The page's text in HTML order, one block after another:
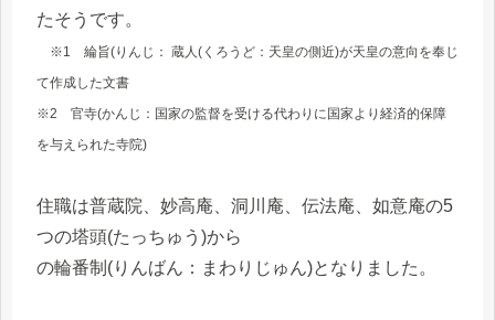
たそうです。
※1 綸旨(りんじ： 蔵人(くろうど：天皇の側近)が天皇の意向を奉じ
て作成した文書
※2 官寺(かんじ：国家の監督を受ける代わりに国家より経済的保障
を与えられた寺院)
住職は普蔵院、妙高庵、洞川庵、伝法庵、如意庵の5
つの塔頭(たっちゅう)から
の輪番制(りんばん：まわりじゅん)となりました。